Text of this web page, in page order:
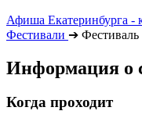
Афиша Екатеринбурга -
Фестивали ➔
Информация о
Когда проходит